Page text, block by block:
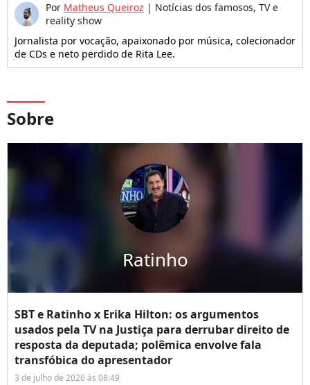
Por Matheus Queiroz | Notícias dos famosos, TV e
reality show
Jornalista por vocação, apaixonado por música, colecionador
de CDs e neto perdido de Rita Lee.
Sobre
Ratinho
SBT e Ratinho x Erika Hilton: os argumentos
usados pela TV na Justiça para derrubar direito de
resposta da deputada; polêmica envolve fala
transfóbica do apresentador
3 de julho de 2026 às 08:49